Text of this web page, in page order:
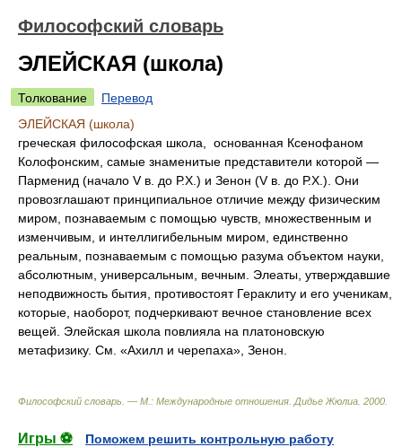
Философский словарь
ЭЛЕЙСКАЯ (школа)
Толкование
Перевод
ЭЛЕЙСКАЯ (школа)
греческая философская школа, основанная Ксенофаном
Колофонским, самые знаменитые представители которой —
Парменид (начало V в. до Р.Х.) и Зенон (V в. до Р.Х.). Они
провозглашают принципиальное отличие между физическим
миром, познаваемым с помощью чувств, множественным и
изменчивым, и интеллигибельным миром, единственно
реальным, познаваемым с помощью разума объектом науки,
абсолютным, универсальным, вечным. Элеаты, утверждавшие
неподвижность бытия, противостоят Гераклиту и его ученикам,
которые, наоборот, подчеркивают вечное становление всех
вещей. Элейская школа повлияла на платоновскую
метафизику. См. «Ахилл и черепаха», Зенон.
Философский словарь. — М.: Международные отношения Дидье Жюлиа 2000
Игры ⚽
Поможем решить контрольную работу